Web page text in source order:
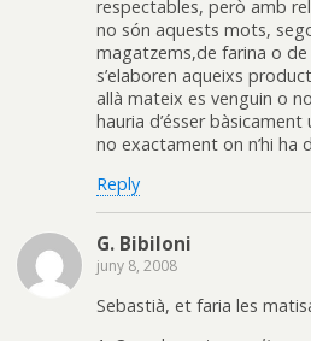
respectables, però amb
no són aquests mots,
magatzems,de farina o
s’elaboren aqueixs
allà mateix es venguin o
hauria d’ésser
no exactament on n’hi ha
Reply
G. Bibiloni
juny 8, 2008
Sebastià, et faria les